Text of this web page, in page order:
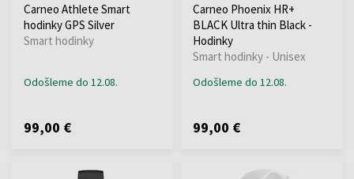
Carneo Athlete Smart
hodinky GPS Silver
Smart hodinky
Odošleme do 12.08.
99,00 €
Carneo Phoenix HR+
BLACK Ultra thin Black -
Hodinky
Smart hodinky - Unisex
Odošleme do 12.08.
99,00 €